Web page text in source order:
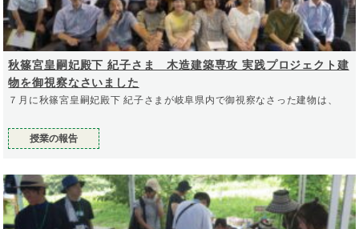
秋篠宮皇嗣妃殿下 紀子さま 木造建築専攻 実践プロジェクト建
物を御視察なさいました
７月に秋篠宮皇嗣妃殿下 紀子さまが岐阜県内で御視察なさった建物は、
授業の報告